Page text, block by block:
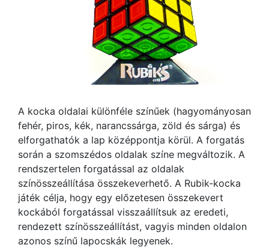
A kocka oldalai különféle színűek (hagyományosan
fehér, piros, kék, narancssárga, zöld és sárga) és
elforgathatók a lap középpontja körül. A forgatás
során a szomszédos oldalak színe megváltozik. A
rendszertelen forgatással az oldalak
színösszeállítása összekeverhető. A Rubik-kocka
játék célja, hogy egy előzetesen összekevert
kockából forgatással visszaállítsuk az eredeti,
rendezett színösszeállítást, vagyis minden oldalon
azonos színű lapocskák legyenek.